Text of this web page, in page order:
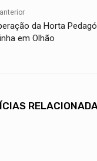
da Horta
em Olhão